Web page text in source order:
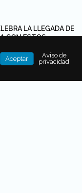
LA LLEGADA DE
CON ESTOS
LÓPEZ MENDEZ:
Aceptar
Aviso de
privacidad